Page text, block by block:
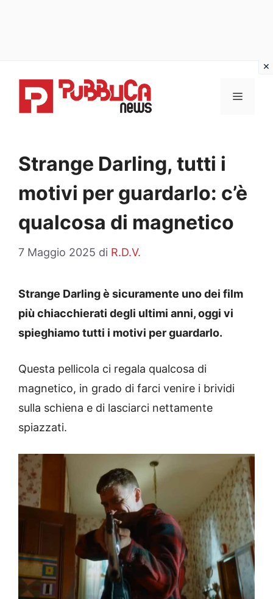
contenuto
MENU
Strange Darling, tutti i
motivi per guardarlo: c’è
qualcosa di magnetico
7 Maggio 2025 di R.D.V.
Strange Darling è sicuramente uno dei film
più chiacchierati degli ultimi anni, oggi vi
spieghiamo tutti i motivi per guardarlo.
Questa pellicola ci regala qualcosa di
magnetico, in grado di farci venire i brividi
sulla schiena e di lasciarci nettamente
spiazzati.